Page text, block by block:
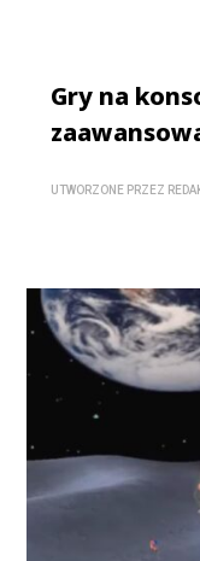
Gry na
UTWORZONE PRZEZ